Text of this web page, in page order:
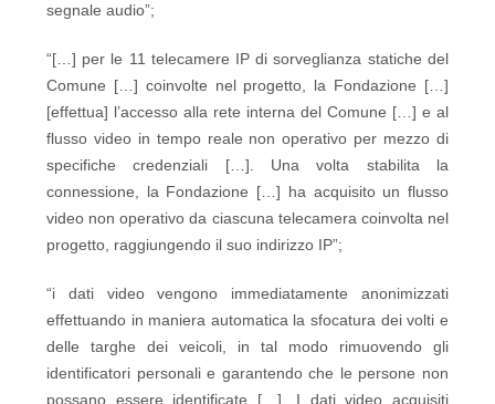
segnale audio”;
“[…] per le 11 telecamere IP di sorveglianza statiche del
Comune […] coinvolte nel progetto, la Fondazione […]
[effettua] l’accesso alla rete interna del Comune […] e al
flusso video in tempo reale non operativo per mezzo di
specifiche credenziali […]. Una volta stabilita la
connessione, la Fondazione […] ha acquisito un flusso
video non operativo da ciascuna telecamera coinvolta nel
progetto, raggiungendo il suo indirizzo IP”;
“i dati video vengono immediatamente anonimizzati
effettuando in maniera automatica la sfocatura dei volti e
delle targhe dei veicoli, in tal modo rimuovendo gli
identificatori personali e garantendo che le persone non
possano essere identificate […]. I dati video acquisiti